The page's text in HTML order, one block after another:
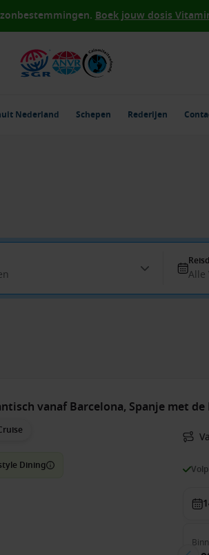
Boek jouw dosis
Nederland Schepen Rederijen
Alle
vanaf Barcelona, Spanje met
Dining